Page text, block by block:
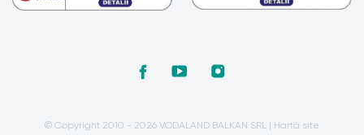
© Copyright 2010 - 2026 VODALAND BALKAN SRL | Hartă site